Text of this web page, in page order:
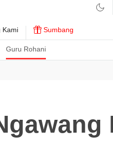
Guru Rohani
Kami Sumbang